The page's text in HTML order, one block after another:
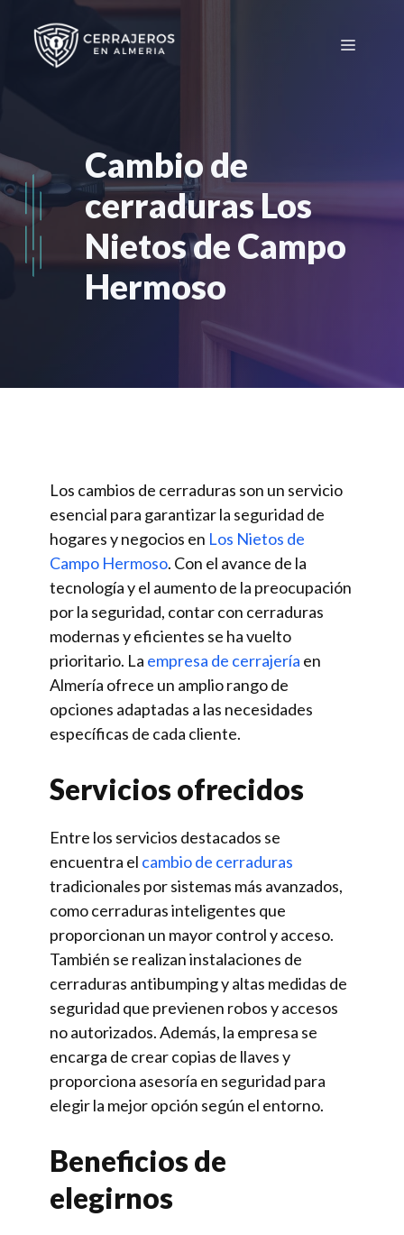
contenido
Menú
Cambio de
cerraduras Los
Nietos de Campo
Hermoso
Los cambios de cerraduras son un servicio
esencial para garantizar la seguridad de
hogares y negocios en Los Nietos de
Campo Hermoso. Con el avance de la
tecnología y el aumento de la preocupación
por la seguridad, contar con cerraduras
modernas y eficientes se ha vuelto
prioritario. La empresa de cerrajería en
Almería ofrece un amplio rango de
opciones adaptadas a las necesidades
específicas de cada cliente.
Servicios ofrecidos
Entre los servicios destacados se
encuentra el cambio de cerraduras
tradicionales por sistemas más avanzados,
como cerraduras inteligentes que
proporcionan un mayor control y acceso.
También se realizan instalaciones de
cerraduras antibumping y altas medidas de
seguridad que previenen robos y accesos
no autorizados. Además, la empresa se
encarga de crear copias de llaves y
proporciona asesoría en seguridad para
elegir la mejor opción según el entorno.
Beneficios de
elegirnos